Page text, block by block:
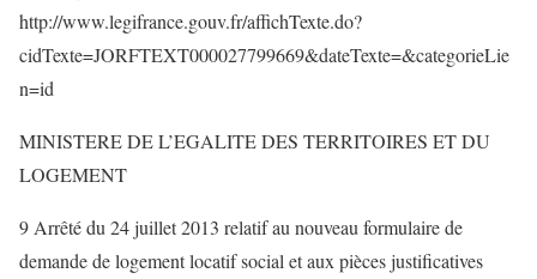
http://www.legifrance.gouv.fr/affichTexte.do?
cidTexte=JORFTEXT000027799669&dateTexte=&categorieLie
n=id
MINISTERE DE L’EGALITE DES TERRITOIRES ET DU
LOGEMENT
9 Arrêté du 24 juillet 2013 relatif au nouveau formulaire de
demande de logement locatif social et aux pièces justificatives